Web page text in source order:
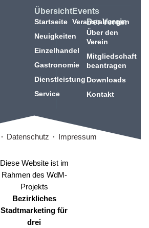
Übersicht
Startseite
Neuigkeiten
Einzelhandel
Gastronomie
Dienstleistung
Service
Events
Veranstaltungen
Der Verein
Über den
Verein
Mitgliedschaft
beantragen
Downloads
Kontakt
Datenschutz Impressum
Diese Website ist im
Rahmen des WdM-
Projekts
Bezirkliches
Stadtmarketing für
drei